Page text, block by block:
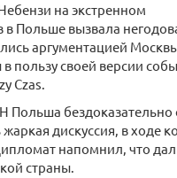
на экстренном
в Польше вызвала
аргументацией
пользу своей версии
Czas.
Польша
дискуссия, в ходе
напомнил, что
страны.